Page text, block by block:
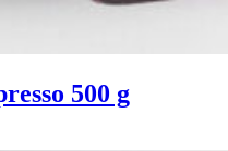
500 g